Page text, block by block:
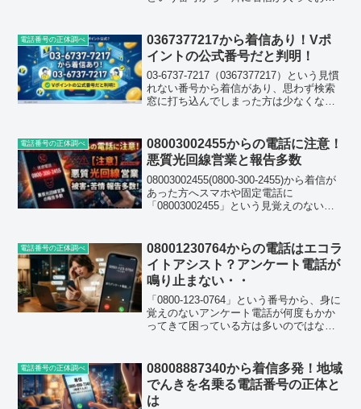
って丁寧に出てみたら、一方的に怪しい
キャ...
電話番号の正体調べ
0367377217から着信あり！Vポ
イントの公式番号だと判明！
03-6737-7217（0367377217）という見慣
れない番号から着信があり、思わず検索
窓に打ち込んでしまった方は少なくない
を運営する企業グループが案内してい
る...
電話番号の正体調べ
08003002455からの電話に注意！
悪質光回線営業と報告多数
08003002455(0800-300-2455)から着信が
あった方へスマホや固定電話に
「08003002455」という見覚えのない番
まる番号はフリーダイヤルの一...
電話番号の正体調べ
08001230764からの電話はエコラ
イトアシスト？アンケート電話が
鳴り止まない・・
「0800-123-0764」という番号から、身に
覚えのないアンケート電話が何度もかか
ってきて困っている方は多いのではない
して安全な対処法までまとめました。結
論から言う...
電話番号の正体調べ
08008887340から着信多発！地域
でんきを名乗る電話番号の正体と
は